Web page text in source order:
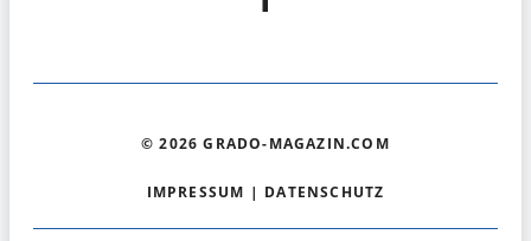
© 2026 GRADO-MAGAZIN.COM
IMPRESSUM | DATENSCHUTZ